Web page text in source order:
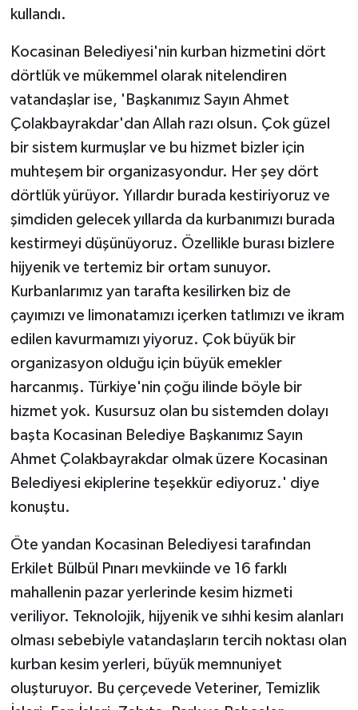
kullandı.
Kocasinan Belediyesi'nin kurban hizmetini dört
dörtlük ve mükemmel olarak nitelendiren
vatandaşlar ise, 'Başkanımız Sayın Ahmet
Çolakbayrakdar'dan Allah razı olsun. Çok güzel
bir sistem kurmuşlar ve bu hizmet bizler için
muhteşem bir organizasyondur. Her şey dört
dörtlük yürüyor. Yıllardır burada kestiriyoruz ve
şimdiden gelecek yıllarda da kurbanımızı burada
kestirmeyi düşünüyoruz. Özellikle burası bizlere
hijyenik ve tertemiz bir ortam sunuyor.
Kurbanlarımız yan tarafta kesilirken biz de
çayımızı ve limonatamızı içerken tatlımızı ve ikram
edilen kavurmamızı yiyoruz. Çok büyük bir
organizasyon olduğu için büyük emekler
harcanmış. Türkiye'nin çoğu ilinde böyle bir
hizmet yok. Kusursuz olan bu sistemden dolayı
başta Kocasinan Belediye Başkanımız Sayın
Ahmet Çolakbayrakdar olmak üzere Kocasinan
Belediyesi ekiplerine teşekkür ediyoruz.' diye
konuştu.
Öte yandan Kocasinan Belediyesi tarafından
Erkilet Bülbül Pınarı mevkiinde ve 16 farklı
mahallenin pazar yerlerinde kesim hizmeti
veriliyor. Teknolojik, hijyenik ve sıhhi kesim alanları
olması sebebiyle vatandaşların tercih noktası olan
kurban kesim yerleri, büyük memnuniyet
oluşturuyor. Bu çerçevede Veteriner, Temizlik